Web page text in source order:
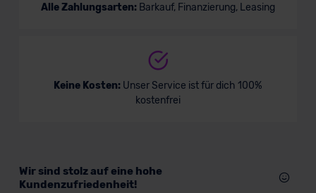
Alle Zahlungsarten: Barkauf, Finanzierung, Leasing
Keine Kosten: Unser Service ist für dich 100%
kostenfrei
Wir sind stolz auf eine hohe
Kundenzufriedenheit!